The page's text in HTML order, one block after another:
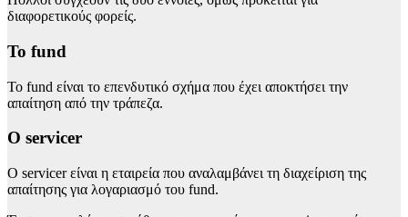
διαφορετικούς φορείς.
Το fund
Το fund είναι το επενδυτικό σχήμα που έχει αποκτήσει την
απαίτηση από την τράπεζα.
Ο servicer
Ο servicer είναι η εταιρεία που αναλαμβάνει τη διαχείριση της
απαίτησης για λογαριασμό του fund.